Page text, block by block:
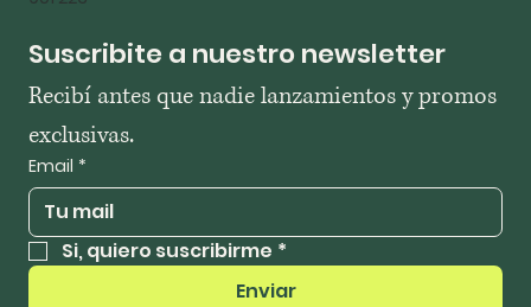
Suscribite a nuestro newsletter
Recibí antes que nadie lanzamientos y promos
exclusivas.
Email *
Si, quiero suscribirme *
Enviar